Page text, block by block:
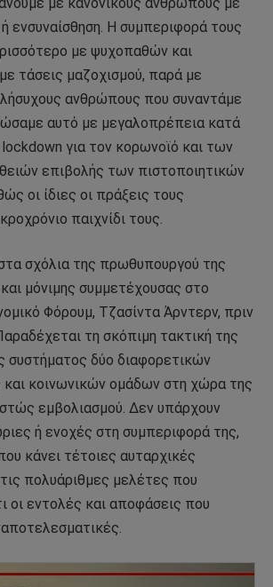
ή ενσυναίσθηση. Η συμπεριφορά τους
με ψυχοπαθών και
τάσεις μαζοχισμού, παρά με
ανθρώπους που συναντάμε
αυτό με μεγαλοπρέπεια κατά
για τον κορωνοϊό και των
επιβολής των πιστοποιητικών
οι ίδιες οι πράξεις τους
παιχνίδι τους.
σχόλια της πρωθυπουργού της
μόνιμης συμμετέχουσας στο
Φόρουμ, Τζασίντα Άρντερν, πριν
τη σκόπιμη τακτική της
συστήματος δύο διαφορετικών
κοινωνικών ομάδων στη χώρα της
εμβολιασμού. Δεν υπάρχουν
ή ενοχές στη συμπεριφορά της,
κάνει τέτοιες αυταρχικές
πολυάριθμες μελέτες που
οι εντολές και αποφάσεις που